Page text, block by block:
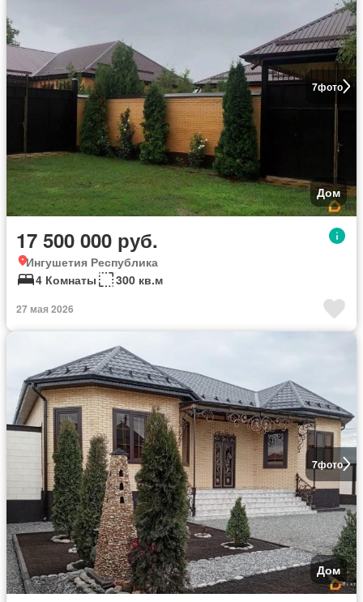
7фото
Дом
17 500 000 руб.
Ингушетия Республика
4 Комнаты
300 кв.м
27 мая 2026
7фото
Дом